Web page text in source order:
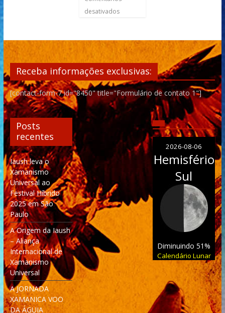
desativados
Receba informações exclusivas:
[contact-form-7 id="8450" title="Formulário de contato 1"]
Posts
recentes
Iaush leva o
Xamanismo
Universal ao
Festival Híbrido
2025 em São
Paulo
A Origem da Iaush
– Aliança
Internacional de
Xamanismo
Universal
A JORNADA
XAMANICA VOO
DA ÁGUIA
2026-08-06
Hemisfério
Sul
Diminuindo 51%
Calendário Lunar